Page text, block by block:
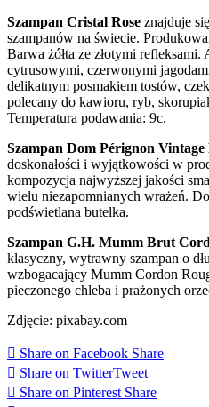
Szampan Cristal Rose znajduje
szampanów na świecie.
Barwa żółta ze złotymi
cytrusowymi, czerwonymi
delikatnym posmakiem tostów,
polecany do kawioru, ryb,
Temperatura podawania: 9c.
Szampan Dom Pérignon
doskonałości i wyjątkowości w
kompozycja najwyższej jakości
wielu niezapomnianych wrażeń.
podświetlana butelka.
Szampan G.H. Mumm Brut
klasyczny, wytrawny szampan o
wzbogacający Mumm Cordon
pieczonego chleba i prażonych
Zdjęcie: pixabay.com
Share on Facebook Share
Share on TwitterTweet
Share on Pinterest Share